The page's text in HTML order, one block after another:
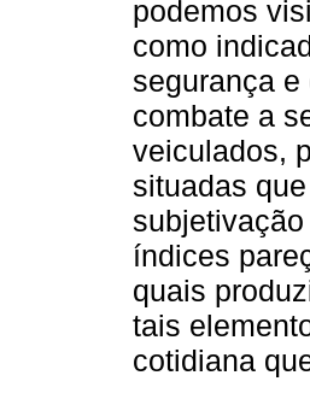
podemos
como
segurança
combate a
veiculados,
situadas
índices
quais
tais
cotidiana